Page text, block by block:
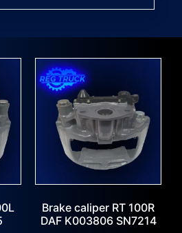
Brake caliper RT 100R
DAF K003806 SN7214